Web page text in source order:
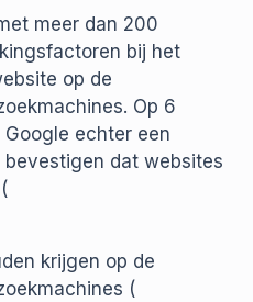
meer dan 200
bij het
op de
Op 6
echter een
dat websites
krijgen op de
(